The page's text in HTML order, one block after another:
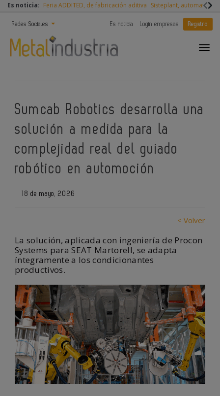
Es noticia: Feria ADDITED, de fabricación aditiva Sisteplant,
Redes Sociales Es noticia Login empresas Registro
Sumcab Robotics desarrolla una
solución a medida para la
complejidad real del guiado
robótico en automoción
18 de mayo, 2026
< Volver
La solución, aplicada con ingeniería de Procon
Systems para SEAT Martorell, se adapta
íntegramente a los condicionantes
productivos.